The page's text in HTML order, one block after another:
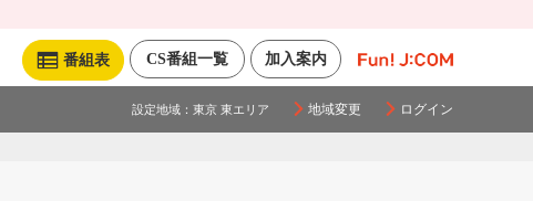
加入案内
CS番組一覧
番組表
設定地域： 東京 東エリア 地域変更 ログイン